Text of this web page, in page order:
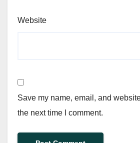
Website
Save my name, email, and
the next time I comment.